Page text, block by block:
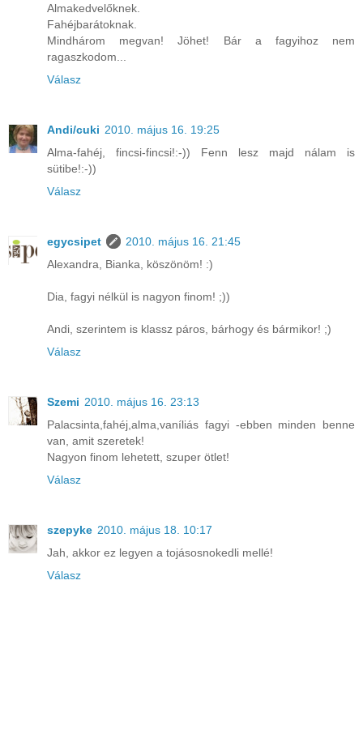
Almakedvelőknek.
Fahéjbarátoknak.
Mindhárom megvan! Jöhet! Bár a fagyihoz nem
ragaszkodom...
Válasz
Andi/cuki 2010. május 16. 19:25
Alma-fahéj, fincsi-fincsi!:-)) Fenn lesz majd nálam is
sütibe!:-))
Válasz
egycsipet
2010. május 16. 21:45
Alexandra, Bianka, köszönöm! :)
Dia, fagyi nélkül is nagyon finom! ;))
Andi, szerintem is klassz páros, bárhogy és bármikor! ;)
Válasz
Szemi 2010. május 16. 23:13
Palacsinta,fahéj,alma,vaníliás fagyi -ebben minden benne
van, amit szeretek!
Nagyon finom lehetett, szuper ötlet!
Válasz
szepyke 2010. május 18. 10:17
Jah, akkor ez legyen a tojásosnokedli mellé!
Válasz